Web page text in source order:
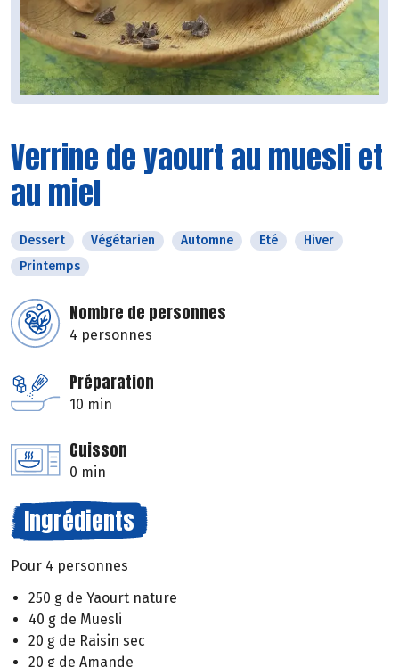
Verrine de yaourt au muesli et
au miel
Dessert Végétarien Automne Eté
Hiver
Printemps
Nombre de personnes
4 personnes
Préparation
10 min
Cuisson
0 min
Ingrédients
Pour 4 personnes
250 g de Yaourt nature
40 g de Muesli
20 g de Raisin sec
20 g de Amande